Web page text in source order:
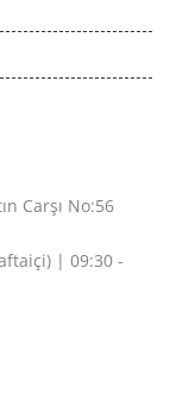
Carşı No:56
Türkiye
| 09:30 -